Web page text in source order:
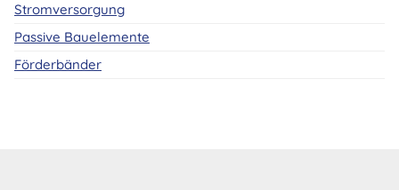
Stromversorgung
Passive Bauelemente
Förderbänder